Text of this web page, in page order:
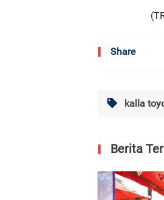
Share
kalla
Berita